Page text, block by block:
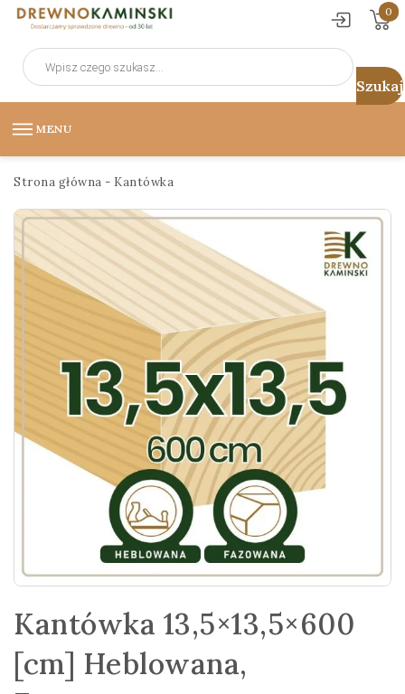
0
Wyszukiwarka
produktów
MENU
Strona główna - Kantówka
Kantówka 13,5×13,5×600
[cm] Heblowana,